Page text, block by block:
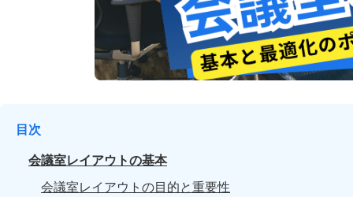
目次
会議室レイアウトの基本
会議室レイアウトの目的と重要性